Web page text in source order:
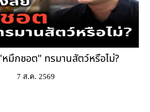
มึกชอต" ทรมานสัตว์หรือไม่?
7 ส.ค. 2569